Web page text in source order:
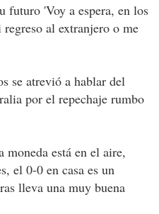
futuro 'Voy a espera, en los
al extranjero o me
se atrevió a hablar del
por el repechaje rumbo
moneda está en el aire,
el 0-0 en casa es un
lleva una muy buena